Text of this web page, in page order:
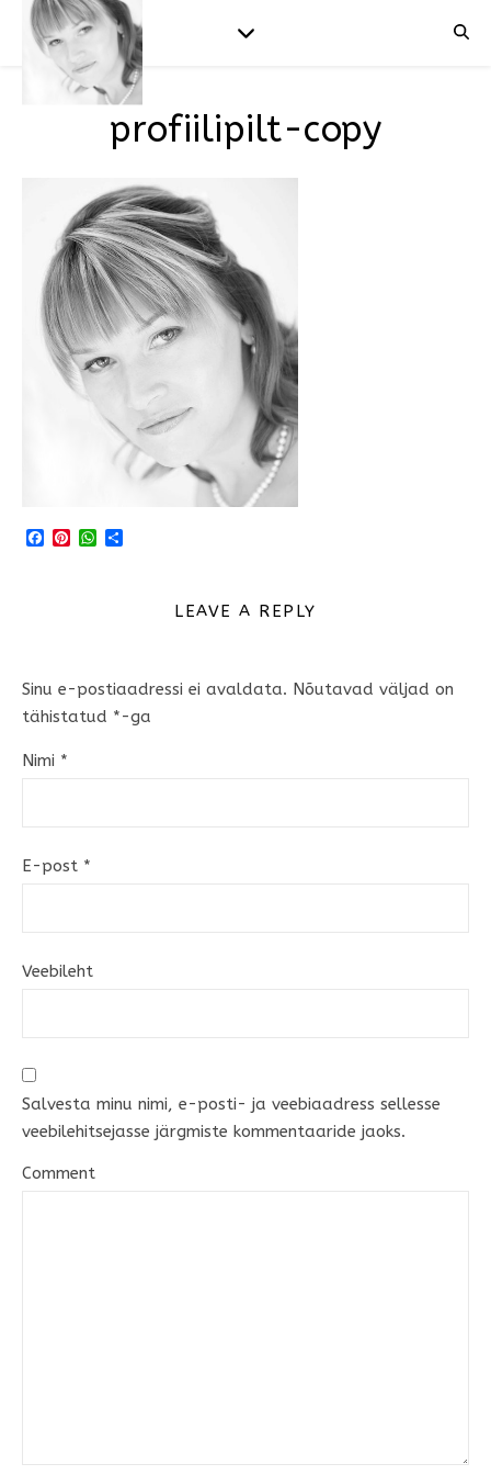
profiilipilt-copy
Facebook
PinterestWhatsApp
LEAVE A REPLY
Sinu e-postiaadressi ei avaldata. Nõutavad väljad on
tähistatud *-ga
Nimi *
E-post *
Veebileht
Salvesta minu nimi, e-posti- ja veebiaadress sellesse
veebilehitsejasse järgmiste kommentaaride jaoks.
Comment